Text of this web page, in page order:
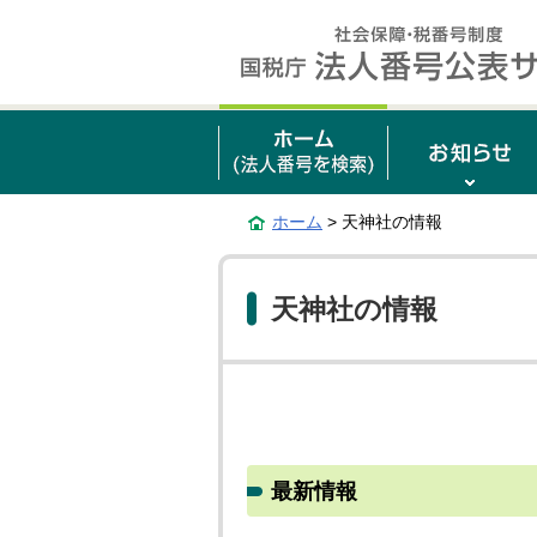
ホーム > 天神社の情報
天神社の情報
最新情報